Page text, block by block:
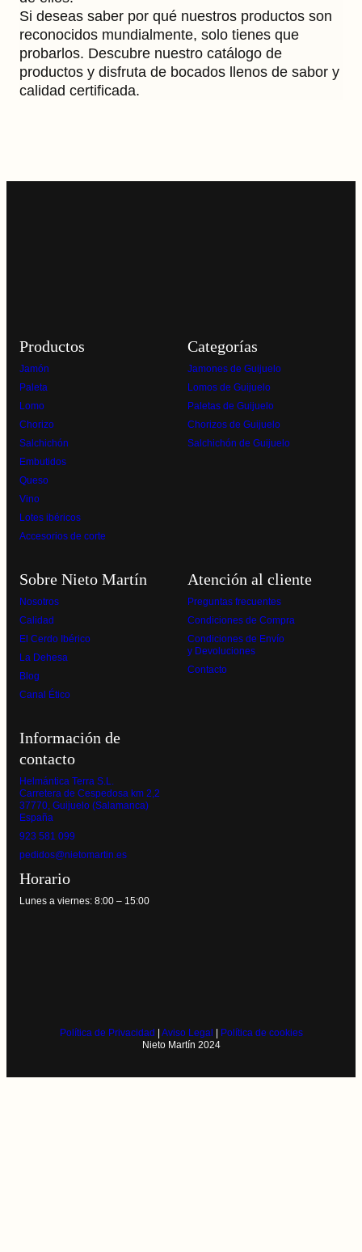
Si deseas saber por qué nuestros productos son
reconocidos mundialmente, solo tienes que
probarlos. Descubre nuestro catálogo de
productos y disfruta de bocados llenos de sabor y
calidad certificada.
Productos
Jamón
Paleta
Lomo
Chorizo
Salchichón
Embutidos
Queso
Vino
Lotes ibéricos
Accesorios de corte
Categorías
Jamones de Guijuelo
Lomos de Guijuelo
Paletas de Guijuelo
Chorizos de Guijuelo
Salchichón de Guijuelo
Sobre Nieto Martín
Nosotros
Calidad
El Cerdo Ibérico
La Dehesa
Blog
Canal Ético
Atención al cliente
Preguntas frecuentes
Condiciones de Compra
Condiciones de Envío
y Devoluciones
Contacto
Información de
contacto
Helmántica Terra S.L.
Carretera de Cespedosa km 2,2
37770, Guijuelo (Salamanca)
España
923 581 099
pedidos@nietomartin.es
Horario
Lunes a viernes: 8:00 – 15:00
Política de Privacidad Aviso Legal
Política de cookies
Nieto Martín 2024